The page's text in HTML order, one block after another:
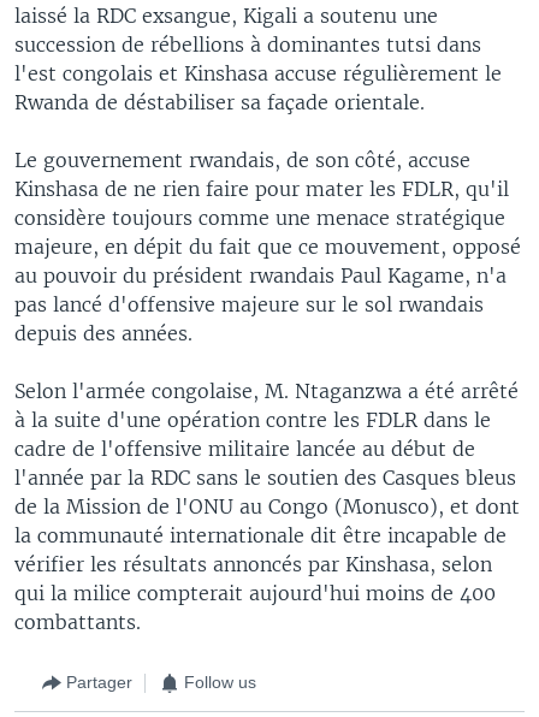
laissé la RDC exsangue, Kigali a soutenu une
succession de rébellions à dominantes tutsi dans
l'est congolais et Kinshasa accuse régulièrement le
Rwanda de déstabiliser sa façade orientale.
Le gouvernement rwandais, de son côté, accuse
Kinshasa de ne rien faire pour mater les FDLR, qu'il
considère toujours comme une menace stratégique
majeure, en dépit du fait que ce mouvement, opposé
au pouvoir du président rwandais Paul Kagame, n'a
pas lancé d'offensive majeure sur le sol rwandais
depuis des années.
Selon l'armée congolaise, M. Ntaganzwa a été arrêté
à la suite d'une opération contre les FDLR dans le
cadre de l'offensive militaire lancée au début de
l'année par la RDC sans le soutien des Casques bleus
de la Mission de l'ONU au Congo (Monusco), et dont
la communauté internationale dit être incapable de
vérifier les résultats annoncés par Kinshasa, selon
qui la milice compterait aujourd'hui moins de 400
combattants.
Partager Follow us